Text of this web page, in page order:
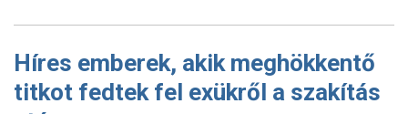
Híres emberek, akik meghökkentő
titkot fedtek fel exükről a szakítás